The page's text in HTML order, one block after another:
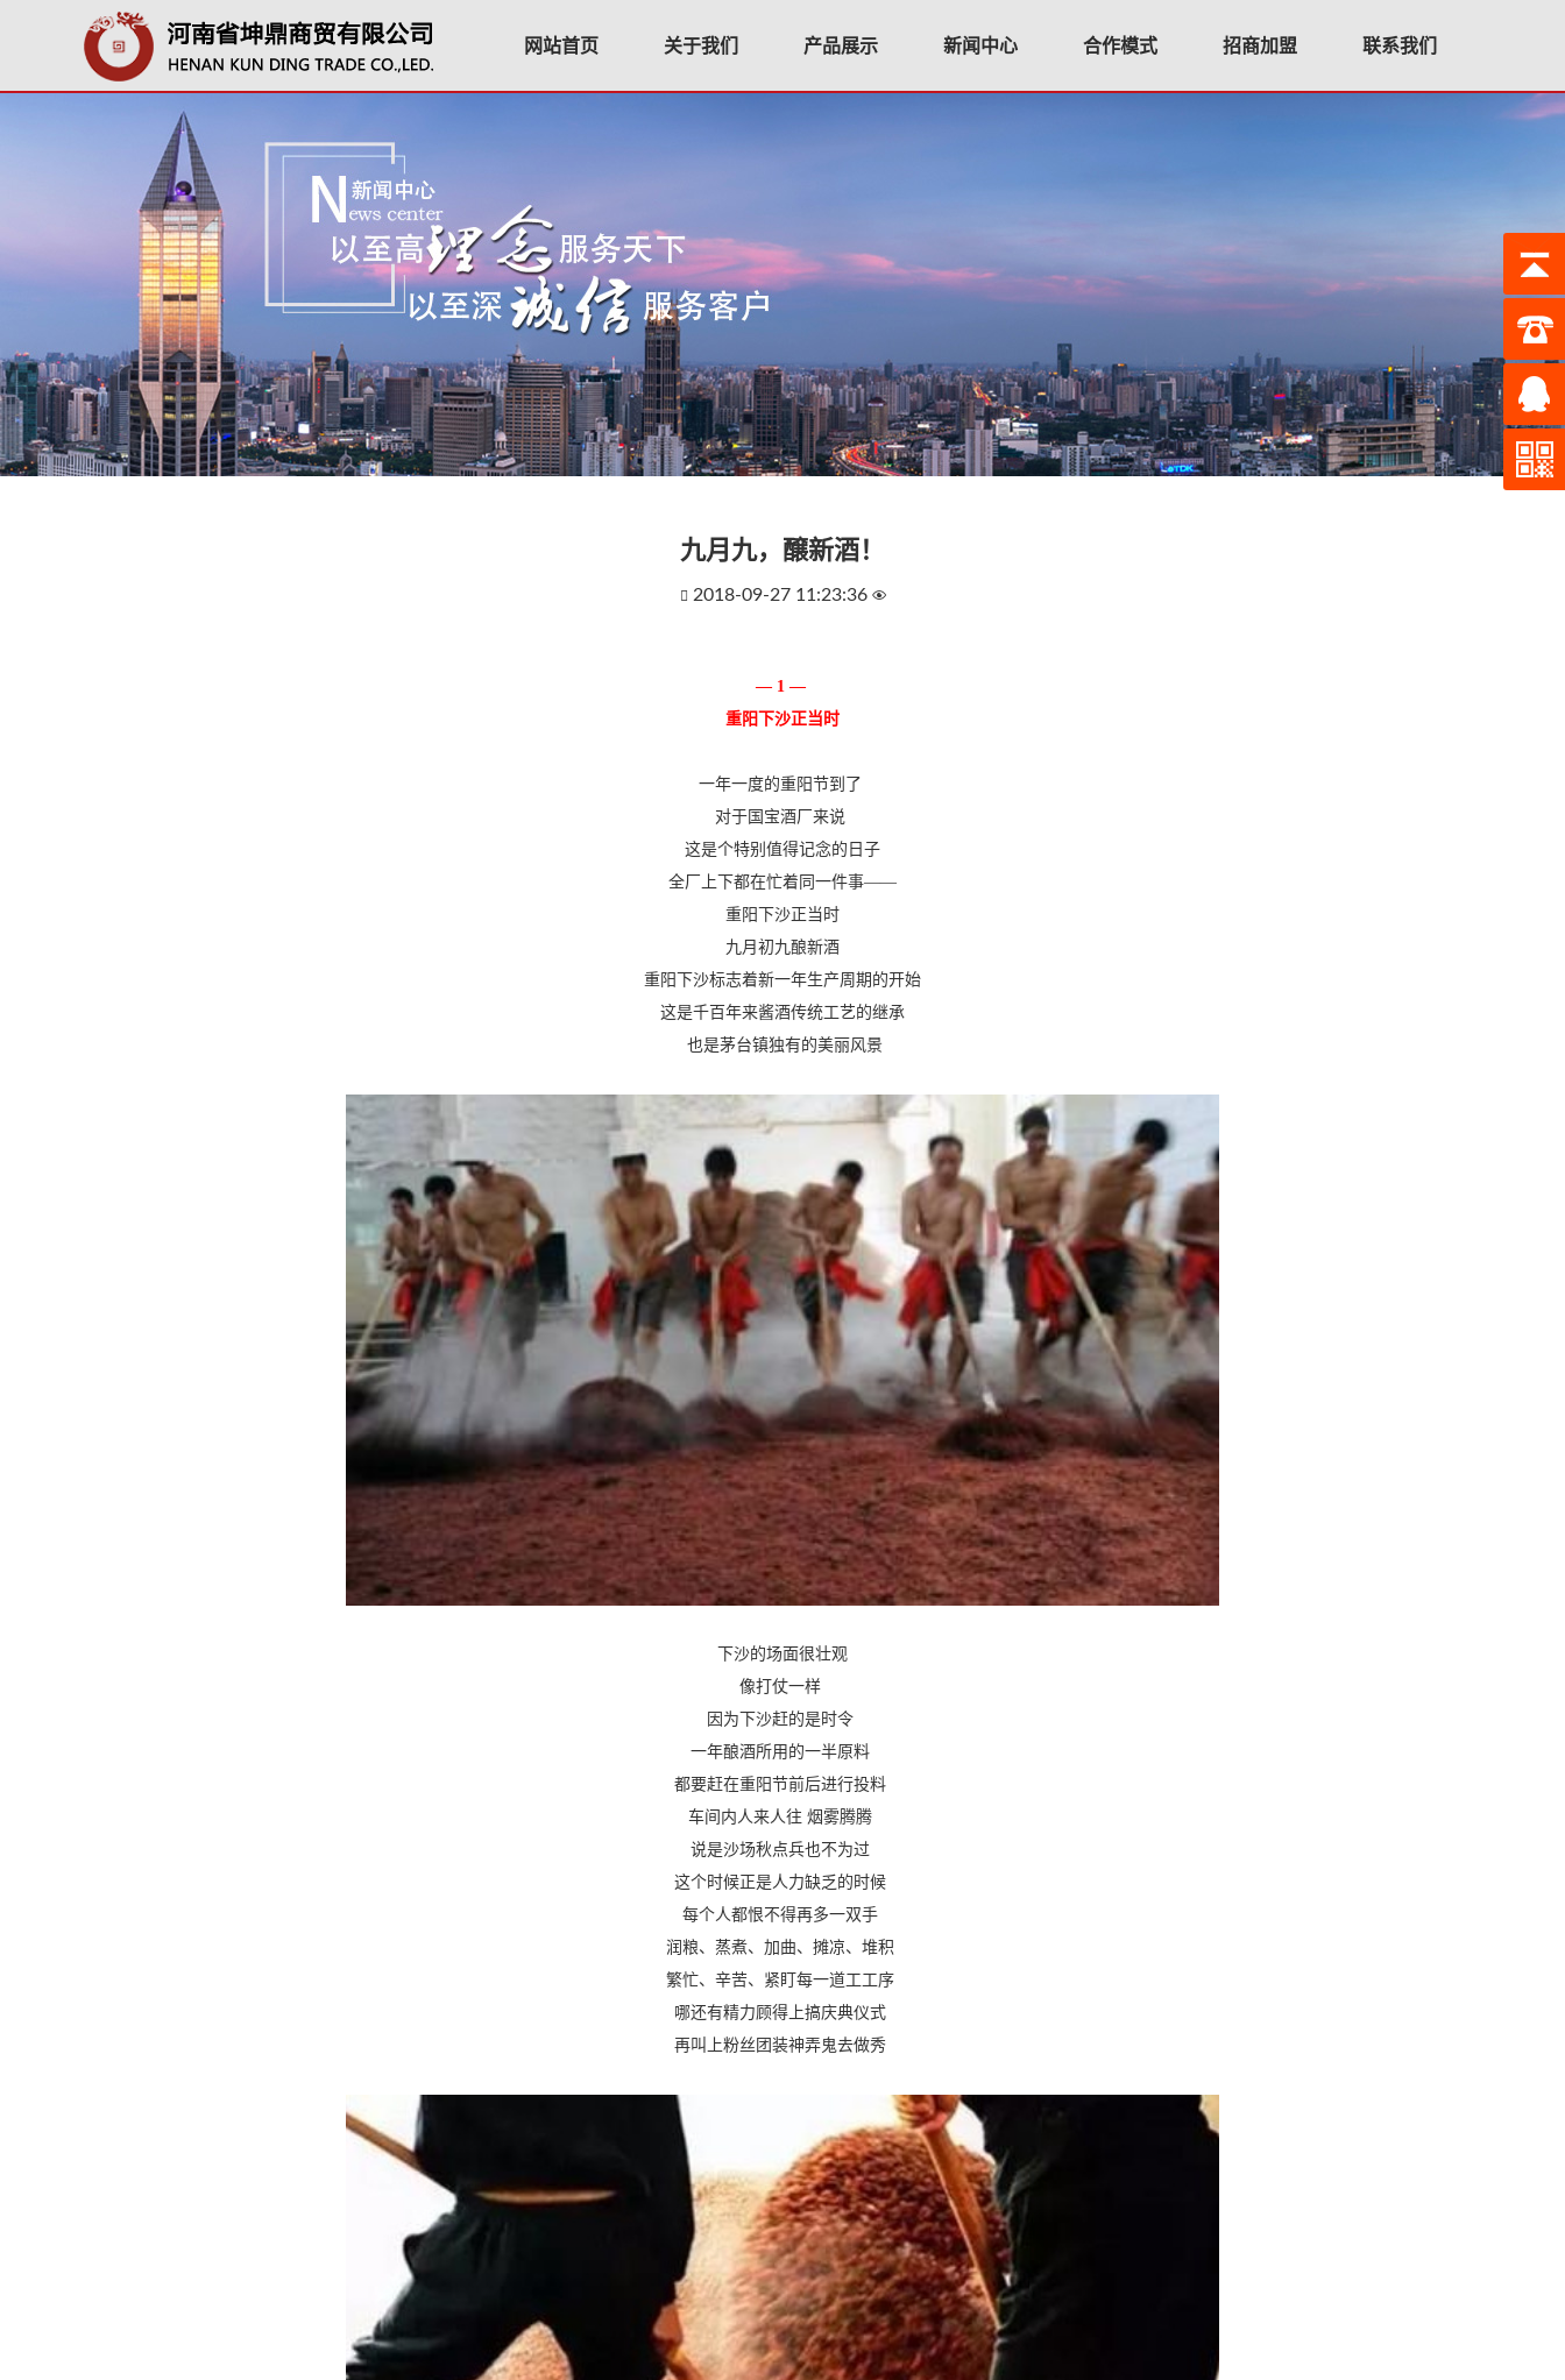
网站首页 关于我们 产品展示 新闻中心 合作模式 招商加盟 联系我们
九月九，醸新酒！
 2018-09-27 11:23:36 
— 1 —
重阳下沙正当时
一年一度的重阳节到了
对于国宝酒厂来说
这是个特别值得记念的日子
全厂上下都在忙着同一件事——
重阳下沙正当时
九月初九酿新酒
重阳下沙标志着新一年生产周期的开始
这是千百年来酱酒传统工艺的继承
也是茅台镇独有的美丽风景
下沙的场面很壮观
像打仗一样
因为下沙赶的是时令
一年酿酒所用的一半原料
都要赶在重阳节前后进行投料
车间内人来人往 烟雾腾腾
说是沙场秋点兵也不为过
这个时候正是人力缺乏的时候
每个人都恨不得再多一双手
润粮、蒸煮、加曲、摊凉、堆积
繁忙、辛苦、紧盯每一道工工序
哪还有精力顾得上搞庆典仪式
再叫上粉丝团装神弄鬼去做秀